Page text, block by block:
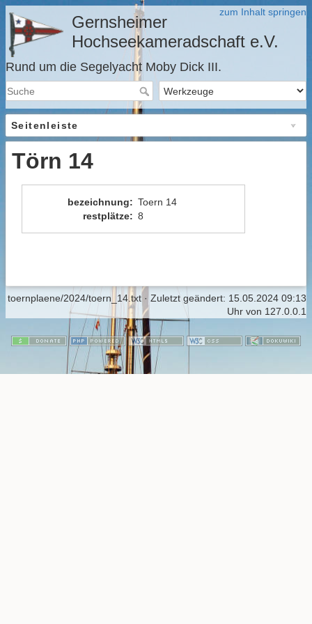
zum Inhalt springen
Gernsheimer
Hochseekameradschaft e.V.
Rund um die Segelyacht Moby Dick III.
Seitenleiste
Törn 14
bezeichnung: Toern 14
restplätze: 8
toernplaene/2024/toern_14.txt · Zuletzt geändert: 15.05.2024 09:13
Uhr von 127.0.0.1